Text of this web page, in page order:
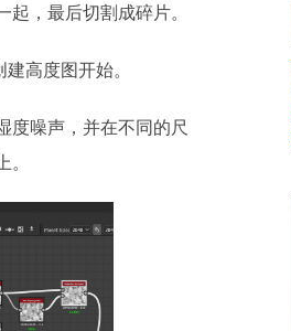
，最后切割成碎片。
高度图开始。
度噪声，并在不同的尺